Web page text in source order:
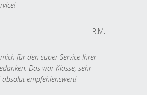
R.M.
für den super Service Ihrer
Das war Klasse, sehr
empfehlenswert!